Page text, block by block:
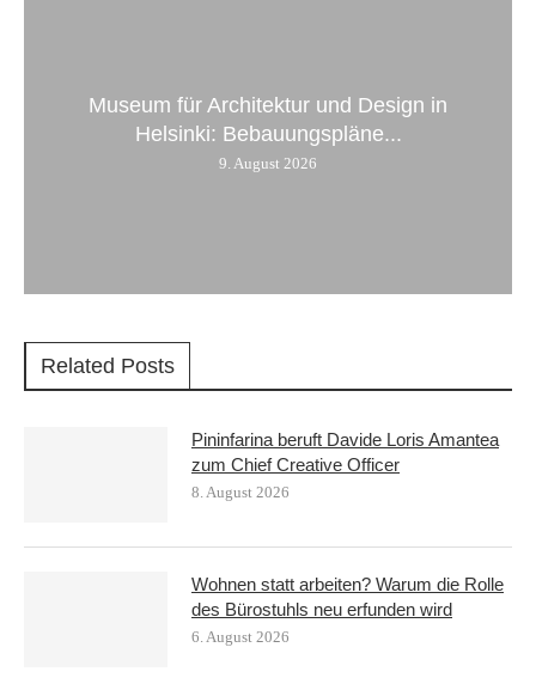
Museum für Architektur und Design in
Helsinki: Bebauungspläne...
9. August 2026
Related Posts
Pininfarina beruft Davide Loris Amantea
zum Chief Creative Officer
8. August 2026
Wohnen statt arbeiten? Warum die Rolle
des Bürostuhls neu erfunden wird
6. August 2026